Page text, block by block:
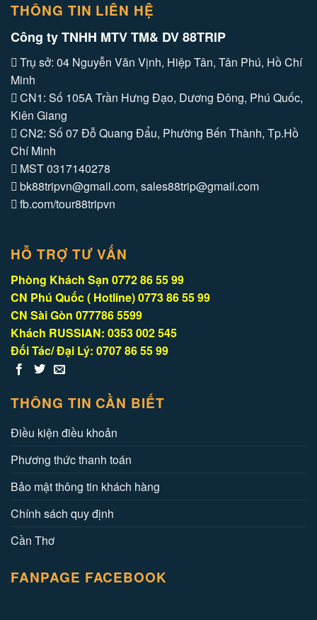
THÔNG TIN LIÊN HỆ
Công ty TNHH MTV TM& DV 88TRIP
Trụ sở: 04 Nguyễn Văn Vịnh, Hiệp Tân, Tân Phú, Hồ Chí
Minh
CN1: Số 105A Trần Hưng Đạo, Dương Đông, Phú Quốc,
Kiên Giang
CN2: Số 07 Đỗ Quang Đẩu, Phường Bến Thành, Tp.Hồ
Chí Minh
MST 0317140278
bk88tripvn@gmail.com, sales88trip@gmail.com
fb.com/tour88tripvn
HỖ TRỢ TƯ VẤN
Phòng Khách Sạn 0772 86 55 99
CN Phú Quốc ( Hotline) 0773 86 55 99
CN Sài Gòn 077786 5599
Khách RUSSIAN: 0353 002 545
Đối Tác/ Đại Lý: 0707 86 55 99
THÔNG TIN CẦN BIẾT
Điều kiện điều khoản
Phương thức thanh toán
Bảo mật thông tin khách hàng
Chính sách quy định
Cần Thơ
FANPAGE FACEBOOK